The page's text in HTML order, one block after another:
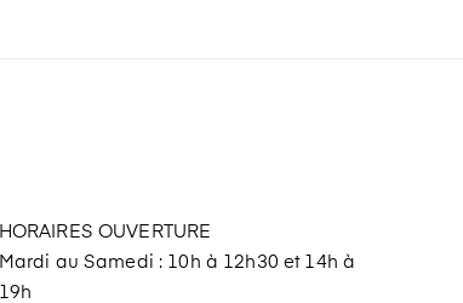
HORAIRES OUVERTURE
Mardi au Samedi : 10h à 12h30 et 14h à
19h